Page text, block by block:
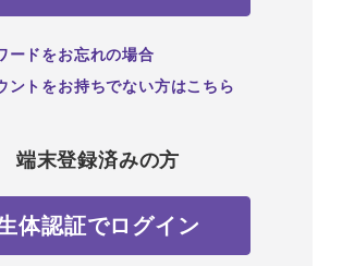
ードをお忘れの場合
ントをお持ちでない方はこちら
端末登録済みの方
体認証でログイン